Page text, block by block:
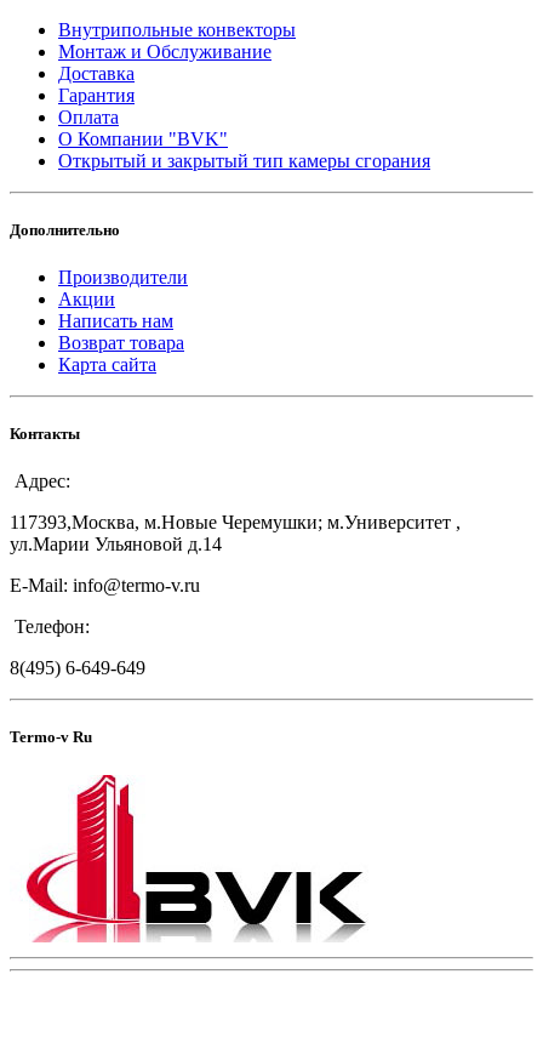
Внутрипольные конвекторы
Монтаж и Обслуживание
Доставка
Гарантия
Оплата
О Компании "BVK"
Открытый и закрытый тип камеры сгорания
Дополнительно
Производители
Акции
Написать нам
Возврат товара
Карта сайта
Контакты
Адрес:
117393,Москва, м.Новые Черемушки; м.Университет ,
ул.Марии Ульяновой д.14
E-Mail: info@termo-v.ru
Телефон:
8(495) 6-649-649
Termo-v Ru